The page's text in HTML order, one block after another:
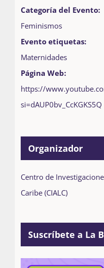
Categoría del Evento:
Feminismos
Evento etiquetas:
Maternidades
Página Web:
https://
si=dAUP0bv_CcKGKS5Q
Organizador
Centro de
Caribe (CIALC)
Suscríbete a La